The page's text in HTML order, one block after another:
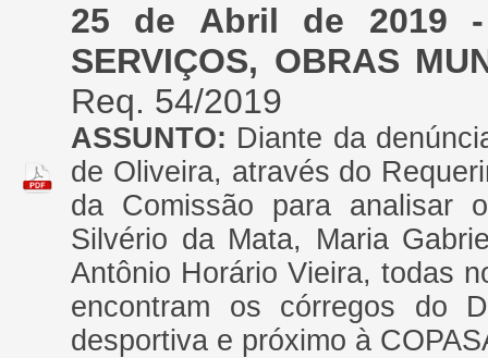
25 de Abril de 2019 -
SERVIÇOS, OBRAS
Req. 54/2019
ASSUNTO: Diante da
de Oliveira, através do
da Comissão para analisar
Silvério da Mata, Maria
Antônio Horário Vieira, todas
encontram os córregos do
desportiva e próximo à